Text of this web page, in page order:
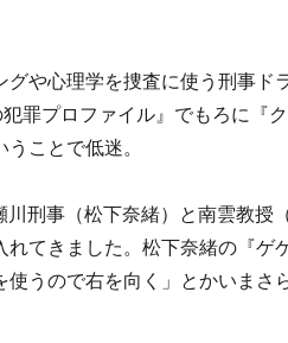
や心理学を捜査に使う刑事ド
罪プロファイル』でもろに『
ことで低迷。
川刑事（松下奈緒）と南雲教授
てきました。松下奈緒の『ゲ
うので右を向く」とかいまさ